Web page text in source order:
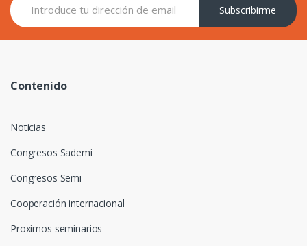
Subscribirme
Contenido
Noticias
Congresos Sademi
Congresos Semi
Cooperación internacional
Proximos seminarios